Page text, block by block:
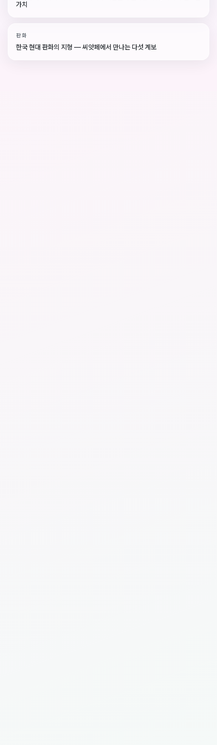
가치
판화
한국 현대 판화의 지형 — 씨앗페에서 만나는 다섯 계보